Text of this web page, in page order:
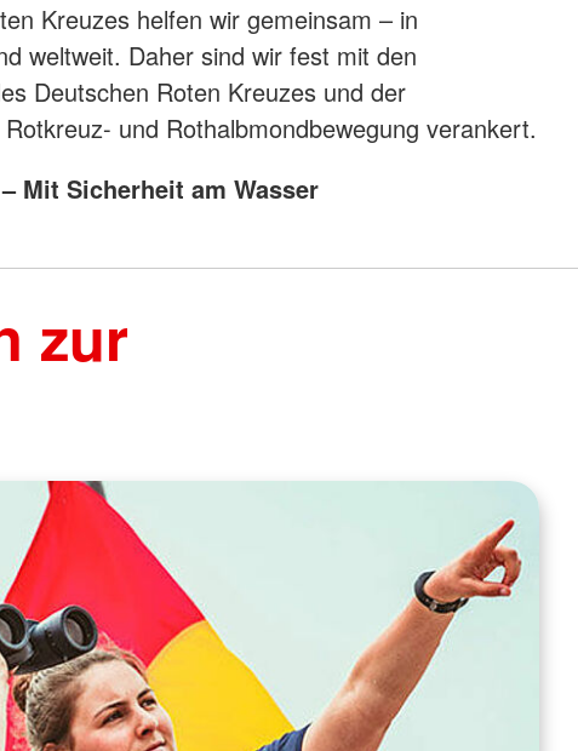
Kreuzes helfen wir gemeinsam – in
weltweit. Daher sind wir fest mit den
Deutschen Roten Kreuzes und der
und Rothalbmondbewegung verankert.
Mit Sicherheit am Wasser
zur